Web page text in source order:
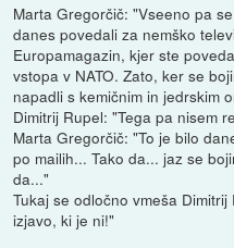
Marta Gregorčič: "Vseeno pa
danes povedali za nemško
Europamagazin, kjer ste
vstopa v NATO. Zato, ker se
napadli s kemičnim in jedrskim
Dimitrij Rupel: "Tega pa nisem
Marta Gregorčič: "To je bilo
po mailih... Tako da... jaz se
da..."
Tukaj se odločno vmeša
izjavo, ki je ni!"